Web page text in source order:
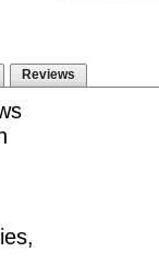
Reviews